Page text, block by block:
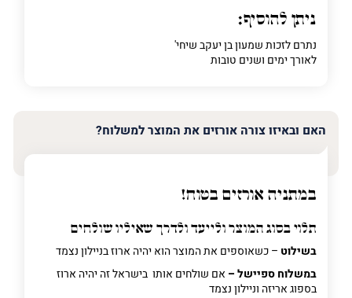
ניתן להוסיף:
נתרם לזכות שמעון בן יעקב שיחי'
לאורך ימים ושנים טובות
האם ובאיזו צורה אורזים את המוצר למשלוח?
במתניה אורזים בטוח!
תלוי בסוג המוצר ולייעד ולדרך שאיליו שולחים
בשילוט – כשאוספים את המוצר הוא יהיה ארוז בניילון נצמד
במשלוח ספיישל – אם שולחים אותו בישראל זה יהיה ארוז
בספוג אריזה וניילון נצמד